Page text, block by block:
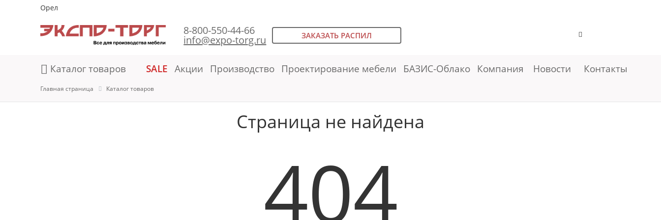
Орел
8-800-550-44-66
info@expo-torg.ru ЗАКАЗАТЬ РАСПИЛ
Каталог товаров SALE Акции Производство Проектирование мебели БАЗИС-Облако Компания Новости Контакты
Главная страница Каталог товаров
Страница не найдена
404